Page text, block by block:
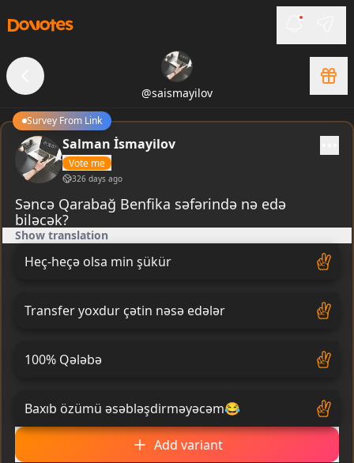
@saismayilov
Survey From Link
Salman İsmayilov
Vote me
326 days ago
Səncə Qarabağ Benfika səfərində nə edə
biləcək?
Show translation
Heç-heçə olsa min şükür
Transfer yoxdur çətin nəsə edələr
100% Qələbə
Baxıb özümü əsəbləşdirməyəcəm😂
Add variant